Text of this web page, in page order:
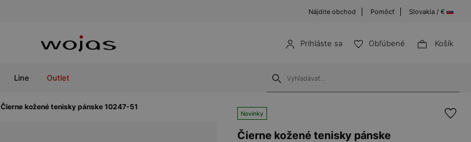
Nájdite obchod Pomôcť Slovakia / €
Prihláste sa Obľúbené Košík
Line Outlet
Čierne kožené tenisky pánske 10247-51
Novinky
Čierne kožené tenisky pánske